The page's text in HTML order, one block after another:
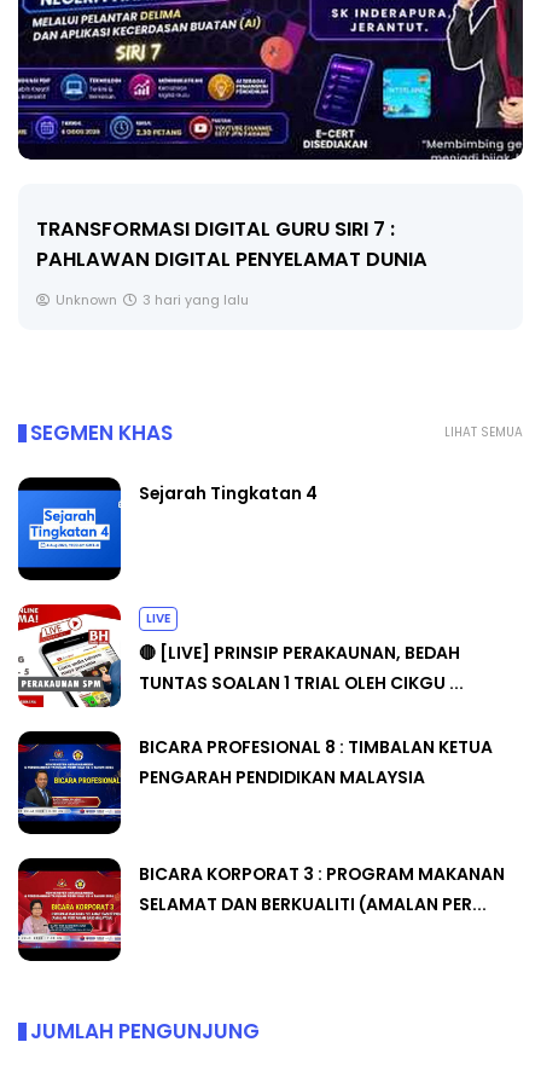
MAJLIS ANUGERAH FFK (FESTIVAL LENSA
PENDIDIKAN - FLeP) 2026
Unknown 4 hari yang lalu
LIHAT SEMUA
SEGMEN KHAS
Sejarah Tingkatan 4
LIVE
🔴 [LIVE] PRINSIP PERAKAUNAN, BEDAH
TUNTAS SOALAN 1 TRIAL OLEH CIKGU ...
BICARA PROFESIONAL 8 : TIMBALAN KETUA
PENGARAH PENDIDIKAN MALAYSIA
BICARA KORPORAT 3 : PROGRAM MAKANAN
SELAMAT DAN BERKUALITI (AMALAN PER...
JUMLAH PENGUNJUNG